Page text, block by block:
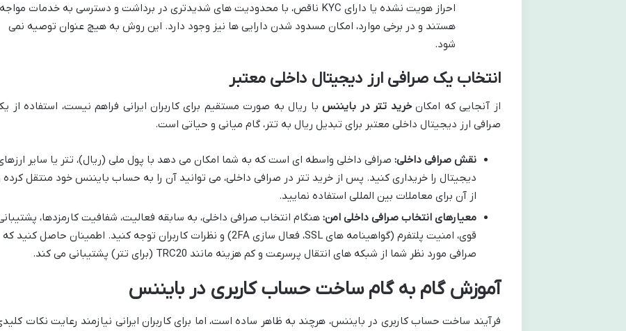
احراز هویت نشده یا دارای KYC ناقص، با محدودیت های شدیدتری در برداشت و دسترسی به خدمات مواجه
هستند و در برخی موارد، امکان مسدود شدن دارایی ها نیز وجود دارد. این روش به هیچ عنوان توصیه نمی
شود.
انتخاب یک صرافی ارز دیجیتال داخلی معتبر
از آنجایی که امکانخرید تتر در بایننسبا ریال به صورت مستقیم برای کاربران ایرانی فراهم نیست، استفاده از
صرافی ارز دیجیتال داخلی معتبر برای تبدیل ریال به تتر، گام میانی و حیاتی است.
نقش صرافی داخلی: صرافی داخلی واسطه ای است که به شما امکان می دهد با پول ملی (ریال)، تتر یا سایر
دیجیتال را خریداری کنید. پس از خرید تتر در صرافی داخلی، می توانید آن را به حساب بایننس خود منتقل کرده
از آن برای معاملات بین المللی استفاده نمایید.
معیارهای انتخاب صرافی داخلی امن: هنگام انتخاب صرافی داخلی، به سابقه فعالیت، شفافیت کارمزدها،
قوی، امنیت پلتفرم (گواهینامه های SSL، فعال سازی 2FA) و نظرات کاربران توجه کنید. اطمینان حاصل کنید که
صرافی مورد نظر شما از شبکه های انتقال پرسرعت و کم هزینه مانند TRC20 (برای تتر) پشتیبانی می کند.
آموزش گام به گام ساخت حساب کاربری در بایننس
فرآیند ساخت حساب کاربری در بایننس، هرچند به ظاهر ساده است، اما برای کاربران ایرانی نیازمند رعایت نکات